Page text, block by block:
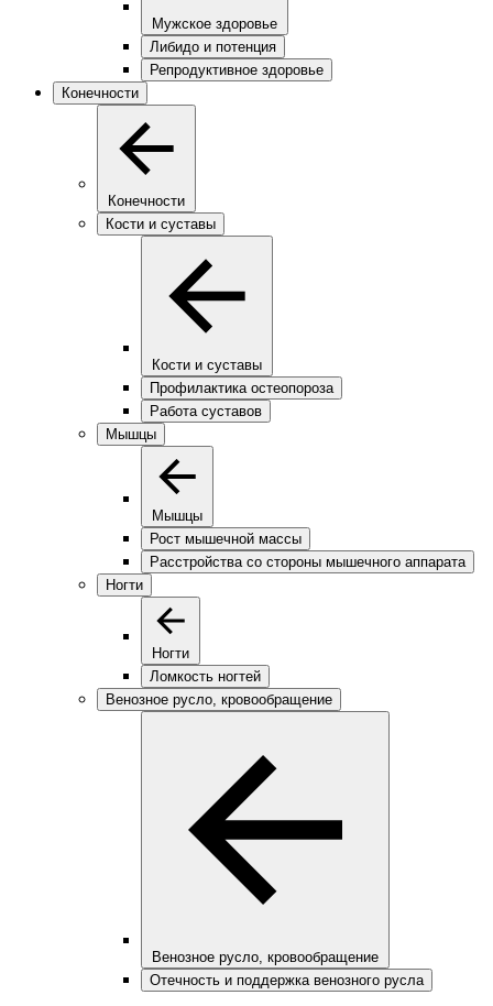
Мужское здоровье
Либидо и потенция
Репродуктивное здоровье
Конечности
Конечности
Кости и суставы
Кости и суставы
Профилактика остеопороза
Работа суставов
Мышцы
Мышцы
Рост мышечной массы
Расстройства со стороны мышечного аппарата
Ногти
Ногти
Ломкость ногтей
Венозное русло, кровообращение
Венозное русло, кровообращение
Отечность и поддержка венозного русла